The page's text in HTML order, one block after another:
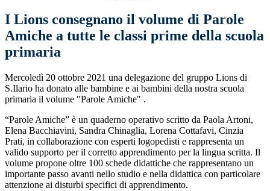
I Lions consegnano il volume di Parole
Amiche a tutte le classi prime della scuola
primaria
Mercoledì 20 ottobre 2021 una delegazione del gruppo Lions di
S.Ilario ha donato alle bambine e ai bambini della nostra scuola
primaria il volume "Parole Amiche" .
“Parole Amiche” è un quaderno operativo scritto da Paola Artoni,
Elena Bacchiavini, Sandra Chinaglia, Lorena Cottafavi, Cinzia
Prati, in collaborazione con esperti logopedisti e rappresenta un
valido supporto per il corretto apprendimento per la lingua scritta. Il
volume propone oltre 100 schede didattiche che rappresentano un
importante passo avanti nello studio e nella didattica con particolare
attenzione ai disturbi specifici di apprendimento.